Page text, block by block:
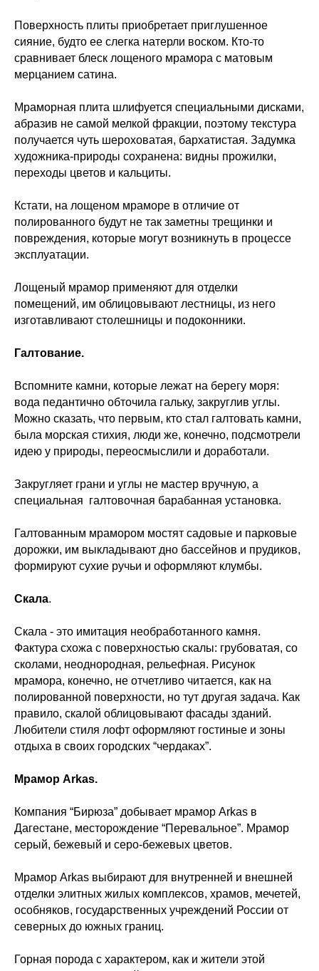
Поверхность плиты приобретает приглушенное
сияние, будто ее слегка натерли воском. Кто-то
сравнивает блеск лощеного мрамора с матовым
мерцанием сатина.
Мраморная плита шлифуется специальными дисками,
абразив не самой мелкой фракции, поэтому текстура
получается чуть шероховатая, бархатистая. Задумка
художника-природы сохранена: видны прожилки,
переходы цветов и кальциты.
Кстати, на лощеном мраморе в отличие от
полированного будут не так заметны трещинки и
повреждения, которые могут возникнуть в процессе
эксплуатации.
Лощеный мрамор применяют для отделки
помещений, им облицовывают лестницы, из него
изготавливают столешницы и подоконники.
Галтование.
Вспомните камни, которые лежат на берегу моря:
вода педантично обточила гальку, закруглив углы.
Можно сказать, что первым, кто стал галтовать камни,
была морская стихия, люди же, конечно, подсмотрели
идею у природы, переосмыслили и доработали.
Закругляет грани и углы не мастер вручную, а
специальная галтовочная барабанная установка.
Галтованным мрамором мостят садовые и парковые
дорожки, им выкладывают дно бассейнов и прудиков,
формируют сухие ручьи и оформляют клумбы.
Скала.
Скала - это имитация необработанного камня.
Фактура схожа с поверхностью скалы: грубоватая, со
сколами, неоднородная, рельефная. Рисунок
мрамора, конечно, не отчетливо читается, как на
полированной поверхности, но тут другая задача. Как
правило, скалой облицовывают фасады зданий.
Любители стиля лофт оформляют гостиные и зоны
отдыха в своих городских “чердаках”.
Мрамор Arkas.
Компания “Бирюза” добывает мрамор Arkas в
Дагестане, месторождение “Перевальное”. Мрамор
серый, бежевый и серо-бежевых цветов.
Мрамор Arkas выбирают для внутренней и внешней
отделки элитных жилых комплексов, храмов, мечетей,
особняков, государственных учреждений России от
северных до южных границ.
Горная порода с характером, как и жители этой